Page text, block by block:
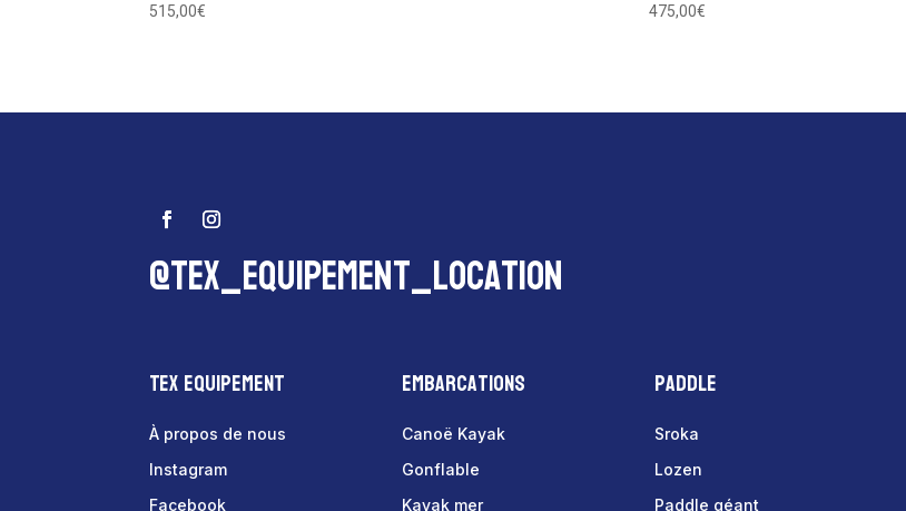
515,00€ 475,00€
@tex_equipement_location
Tex Equipement
À propos de nous
Instagram
Facebook
Embarcations
Canoë Kayak
Gonflable
Kayak mer
Paddle
Sroka
Lozen
Paddle géant